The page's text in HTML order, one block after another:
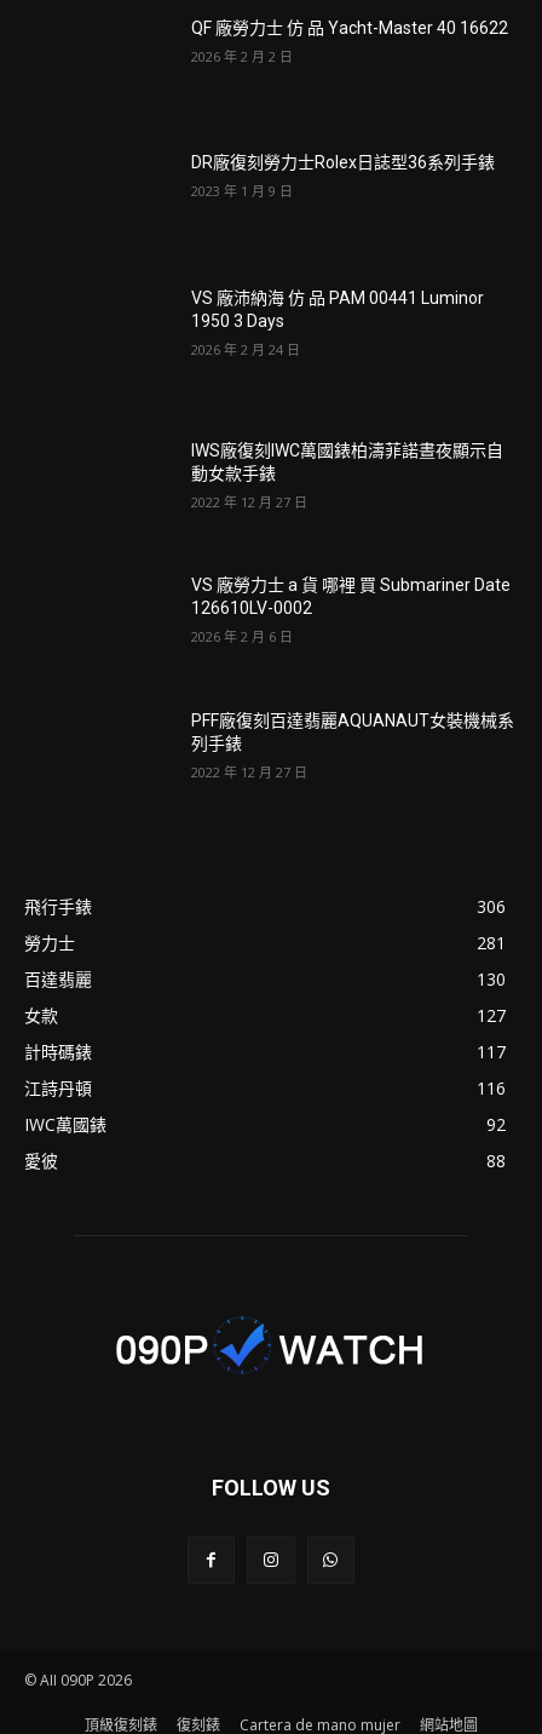
QF 廠勞力士 仿 品 Yacht-Master 40 16622
2026 年 2 月 2 日
DR廠復刻勞力士Rolex日誌型36系列手錶
2023 年 1 月 9 日
VS 廠沛納海 仿 品 PAM 00441 Luminor
1950 3 Days
2026 年 2 月 24 日
IWS廠復刻IWC萬國錶柏濤菲諾晝夜顯示自
動女款手錶
2022 年 12 月 27 日
VS 廠勞力士 a 貨 哪裡 買 Submariner Date
126610LV-0002
2026 年 2 月 6 日
PFF廠復刻百達翡麗AQUANAUT女裝機械系
列手錶
2022 年 12 月 27 日
飛行手錶
306
勞力士
281
百達翡麗
130
女款
127
計時碼錶
117
江詩丹頓
116
IWC萬國錶
92
愛彼
88
FOLLOW US
© AII 090P 2026
頂級復刻錶 復刻錶 Cartera de mano mujer 網站地圖